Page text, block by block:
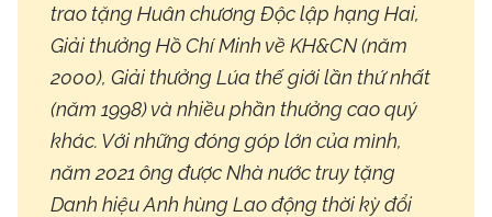
trao tặng Huân chương Độc lập hạng Hai,
Giải thưởng Hồ Chí Minh về KH&CN (năm
2000), Giải thưởng Lúa thế giới lần thứ nhất
(năm 1998) và nhiều phần thưởng cao quý
khác. Với những đóng góp lớn của mình,
năm 2021 ông được Nhà nước truy tặng
Danh hiệu Anh hùng Lao động thời kỳ đổi